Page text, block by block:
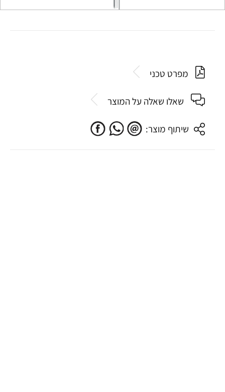
מפרט טכני
שאלו שאלה על המוצר
שיתוף מוצר: